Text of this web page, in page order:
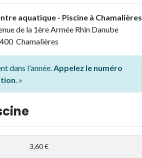
aquatique - Piscine à Chamalières
de la 1ère Armée Rhin Danube
Chamalières
dans l'année.Appelez le numéro
. »
3,60 €